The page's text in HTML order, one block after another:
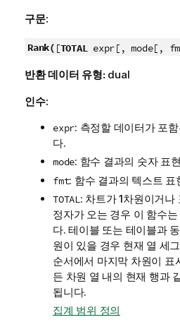
구문:
Rank( [TOTALexpr[, mode[,
반환 데이터 유형: dual
인수:
expr: 측정할 데이터가 포
다.
mode: 함수 결과의 숫자 표
fmt: 함수 결과의 텍스트 표
TOTAL: 차트가 1차원이거나
정자가 오는 경우 이 함수
다. 테이블 또는 테이블과
원이 있을 경우 현재 열 세
순서에서 마지막 차원이 표
든 차원 열 내의 현재 행과
됩니다.
집계 범위 정의